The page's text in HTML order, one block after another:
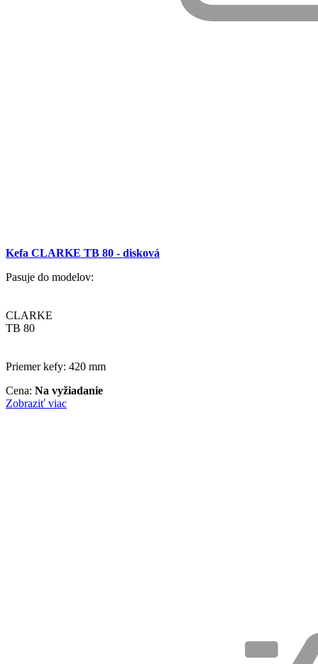
Kefa CLARKE TB 80 - disková
Pasuje do modelov:
CLARKE
TB 80
Priemer kefy: 420 mm
Cena: Na vyžiadanie
Zobraziť viac